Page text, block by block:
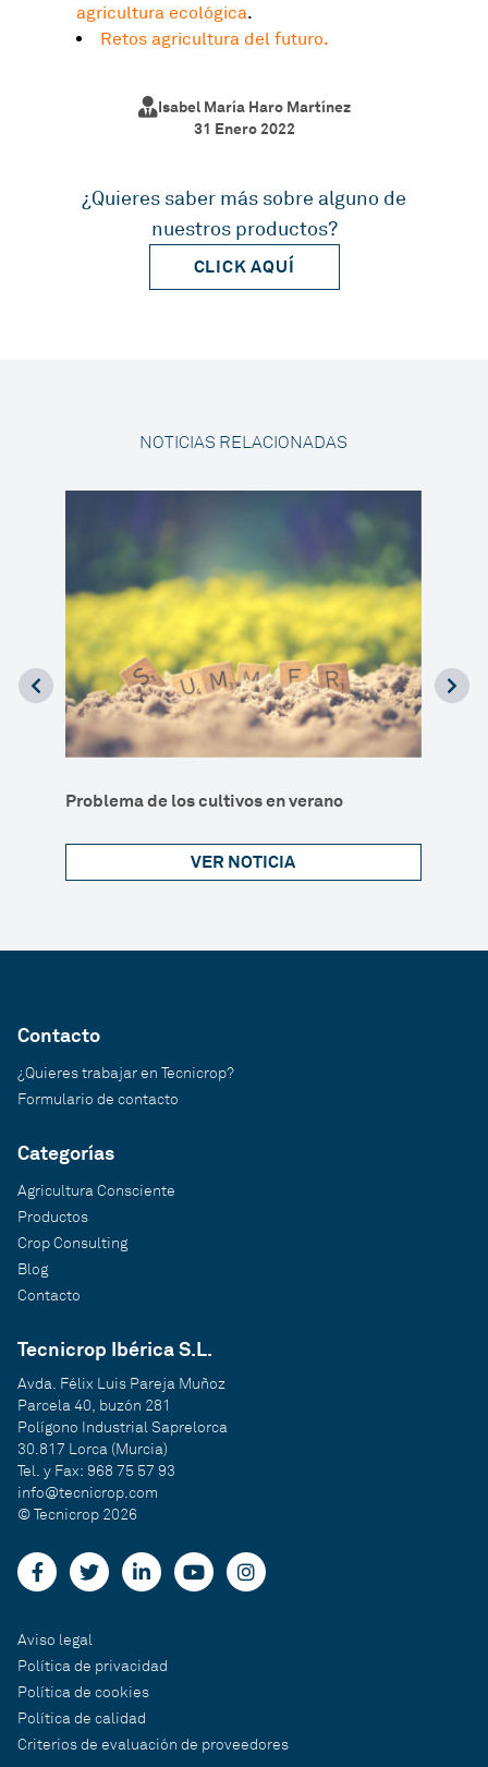
agricultura ecológica.
Retos agricultura del futuro.
Isabel María Haro Martínez
31 Enero 2022
¿Quieres saber más sobre alguno de
nuestros productos?
CLICK AQUÍ
NOTICIAS RELACIONADAS
Problema de los cultivos en verano
VER NOTICIA
Contacto
¿Quieres trabajar en Tecnicrop?
Formulario de contacto
Categorías
Agricultura Consciente
Productos
Crop Consulting
Blog
Contacto
Tecnicrop Ibérica S.L.
Avda. Félix Luis Pareja Muñoz
Parcela 40, buzón 281
Polígono Industrial Saprelorca
30.817 Lorca (Murcia)
Tel. y Fax: 968 75 57 93
info@tecnicrop.com
© Tecnicrop 2026
Aviso legal
Política de privacidad
Política de cookies
Política de calidad
Criterios de evaluación de proveedores